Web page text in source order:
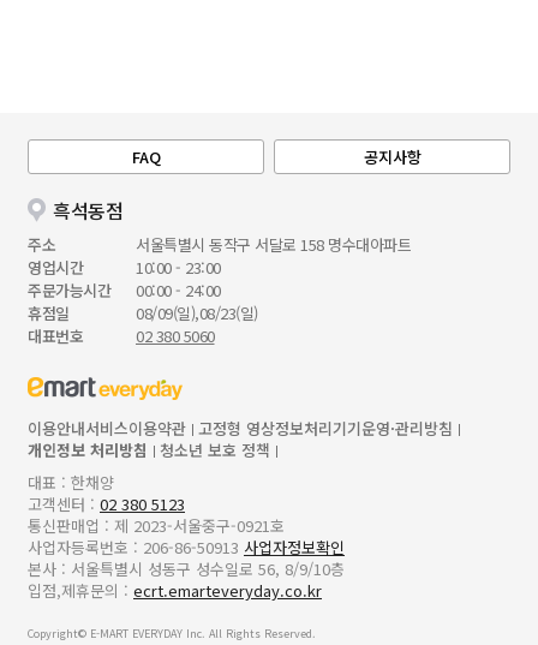
FAQ 공지사항
흑석동점
주소
서울특별시 동작구 서달로 158 명수대아파트
영업시간
10:00 - 23:00
주문가능시간
00:00 - 24:00
휴점일
08/09(일),08/23(일)
대표번호
02 380 5060
이용안내서비스이용약관 고정형 영상정보처리기기운영·관리방침
개인정보 처리방침
청소년 보호 정책
대표 : 한채양
고객센터 : 02 380 5123
통신판매업 : 제 2023-서울중구-0921호
사업자등록번호 : 206-86-50913 사업자정보확인
본사 : 서울특별시 성동구 성수일로 56, 8/9/10층
입점,제휴문의 : ecrt.emarteveryday.co.kr
Copyright© E-MART EVERYDAY Inc. All Rights Reserved.